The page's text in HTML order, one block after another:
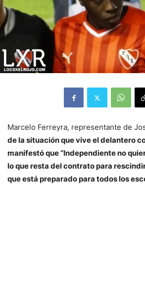
Marcelo Ferreyra, representante de
de la situación que vive el delantero
manifestó que “Independiente no
lo que resta del contrato para
que está preparado para todos los